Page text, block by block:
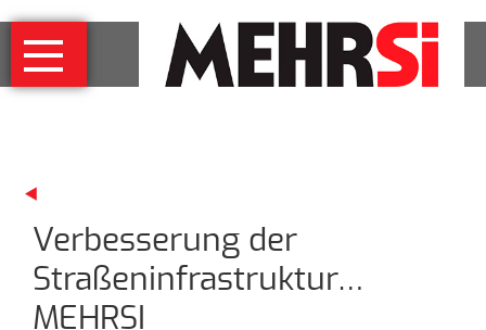
Navigation
überspringen
MEHRSi
Wer
Ziel
Strategie
Schirmherrschaft
Verbesserung der
Straßeninfrastruktur…
MEHRSI